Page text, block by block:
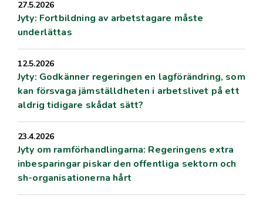
27.5.2026
Jyty: Fortbildning av arbetstagare måste
underlättas
12.5.2026
Jyty: Godkänner regeringen en lagförändring, som
kan försvaga jämställdheten i arbetslivet på ett
aldrig tidigare skådat sätt?
23.4.2026
Jyty om ramförhandlingarna: Regeringens extra
inbesparingar piskar den offentliga sektorn och
sh-organisationerna hårt